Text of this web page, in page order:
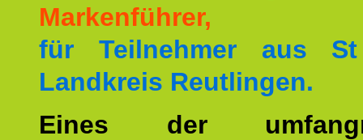
Markenführer,
für Teilnehmer aus
Landkreis Reutlingen.
Eines der